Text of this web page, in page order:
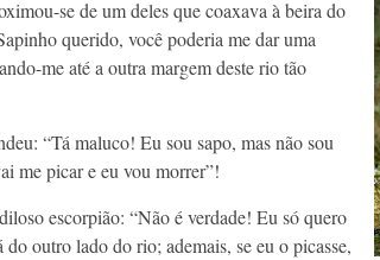
se de um deles que coaxava à beira do
querido, você poderia me dar uma
me até a outra margem deste rio tão
“Tá maluco! Eu sou sapo, mas não sou
me picar e eu vou morrer”!
escorpião: “Não é verdade! Eu só quero
do outro lado do rio; ademais, se eu o picasse,